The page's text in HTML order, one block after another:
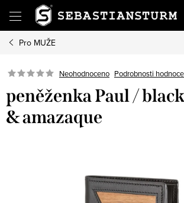
obsah
Pro MUŽE
Neohodnoceno Podrobnosti
peněženka Paul /
& amazaque